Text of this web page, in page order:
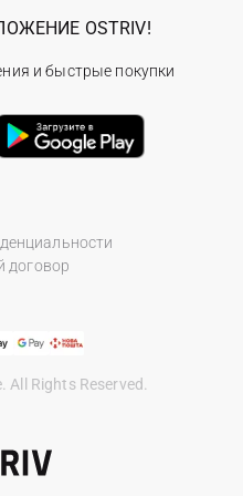
договор
Rights Reserved.
OSTRIV!
и быстрые покупки